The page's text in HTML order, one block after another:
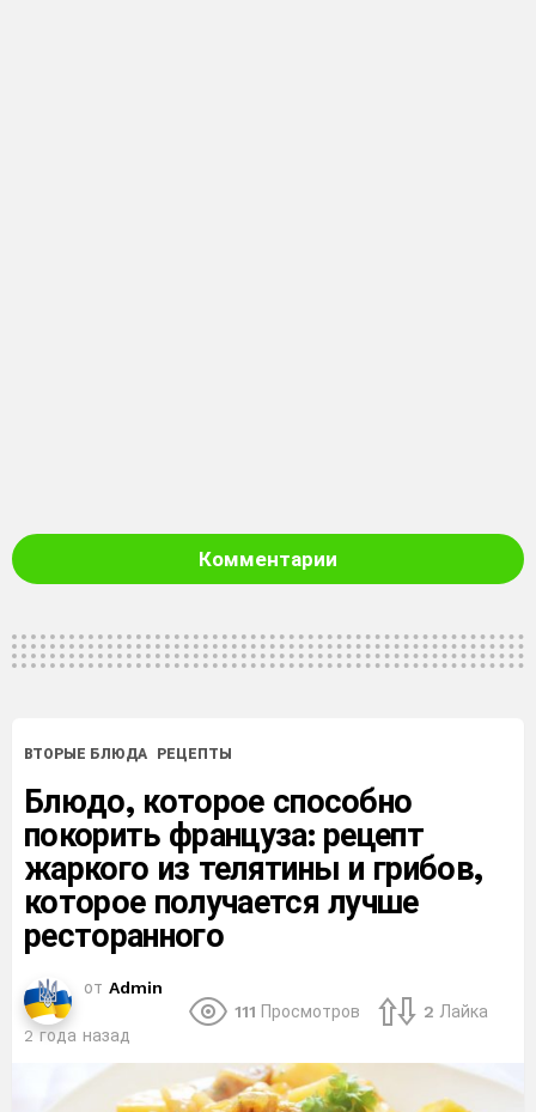
Комментарии
ВТОРЫЕ БЛЮДА РЕЦЕПТЫ
Блюдо, которое способно
покорить француза: рецепт
жаркого из телятины и грибов,
которое получается лучше
ресторанного
от Admin
2 года назад
111 Просмотров 2 Лайка